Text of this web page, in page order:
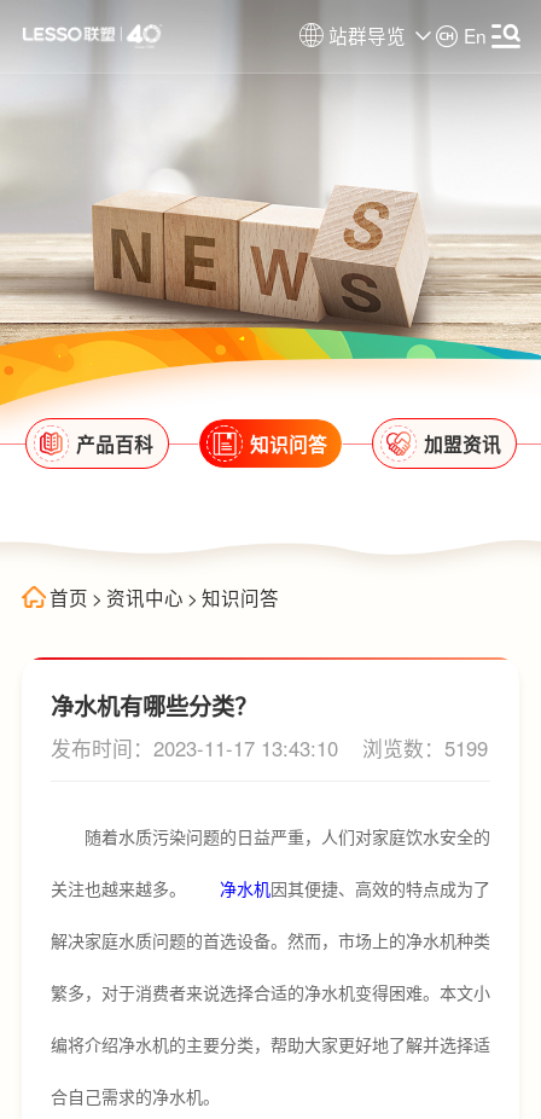
站群导览 En
产品百科 知识问答 加盟资讯
首页 > 资讯中心 > 知识问答
净水机有哪些分类？
发布时间：2023-11-17 13:43:10 浏览数：5199
随着水质污染问题的日益严重，人们对家庭饮水安全的
关注也越来越多。 净水机因其便捷、高效的特点成为了
解决家庭水质问题的首选设备。然而，市场上的净水机种类
繁多，对于消费者来说选择合适的净水机变得困难。本文小
编将介绍净水机的主要分类，帮助大家更好地了解并选择适
合自己需求的净水机。